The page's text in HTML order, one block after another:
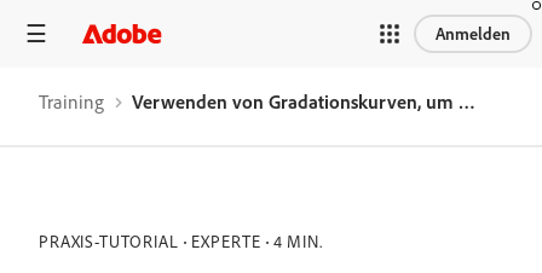
Anmelden
Training Verwenden von Gradationskurven, um mit Licht zu malen
PRAXIS-TUTORIAL EXPERTE 4 MIN.